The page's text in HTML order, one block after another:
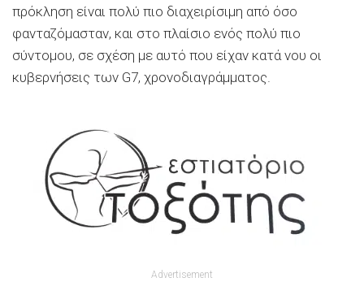
πρόκληση είναι πολύ πιο διαχειρίσιμη από όσο
φανταζόμασταν, και στο πλαίσιο ενός πολύ πιο
σύντομου, σε σχέση με αυτό που είχαν κατά νου οι
κυβερνήσεις των G7, χρονοδιαγράμματος.
Advertisement